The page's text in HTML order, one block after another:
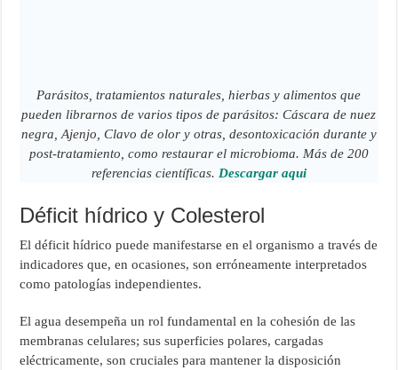
Parásitos, tratamientos naturales, hierbas y alimentos que
pueden librarnos de varios tipos de parásitos: Cáscara de nuez
negra, Ajenjo, Clavo de olor y otras, desontoxicación durante y
post-tratamiento, como restaurar el microbioma. Más de 200
referencias científicas. Descargar aqui
Déficit hídrico y Colesterol
El déficit hídrico puede manifestarse en el organismo a través de
indicadores que, en ocasiones, son erróneamente interpretados
como patologías independientes.
El agua desempeña un rol fundamental en la cohesión de las
membranas celulares; sus superficies polares, cargadas
eléctricamente, son cruciales para mantener la disposición